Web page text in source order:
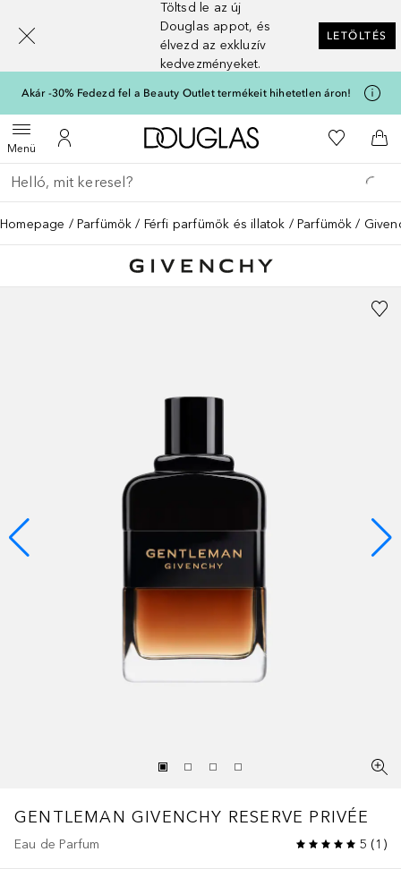
Töltsd le az új
Douglas appot, és
élvezd az exkluzív
kedvezményeket.
LETÖLTÉS
Akár -30% Fedezd fel a Beauty Outlet termékeit hihetetlen áron!
MenüMenü megnyitása
A fiókomhoz
A Douglas Főoldalra
A
Menj vissza
Keresés végrehajtása
Homepage Parfümök Férfi parfümök és illatok Parfümök
GENTLEMAN GIVENCHY RESERVE PRIVÉE
Eau de Parfum 5 (1 )
[navigation.slideout.screenreader]